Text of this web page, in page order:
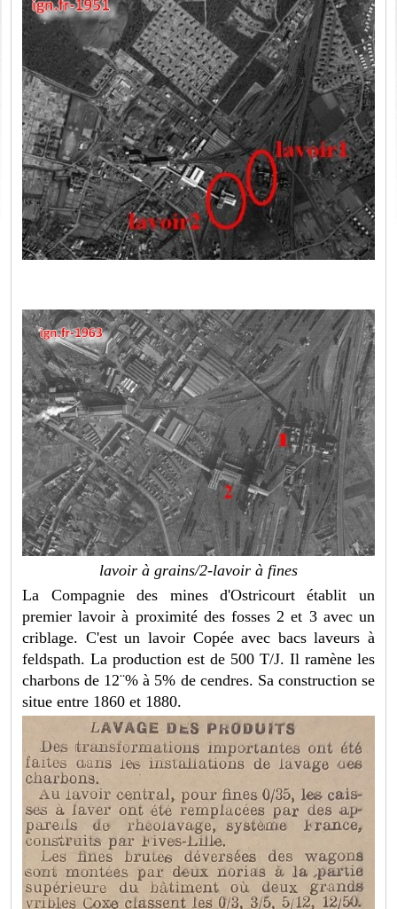
lavoir à grains/2-lavoir à fines
La Compagnie des mines d'Ostricourt établit un
premier lavoir à proximité des fosses 2 et 3 avec un
criblage. C'est un lavoir Copée avec bacs laveurs à
feldspath. La production est de 500 T/J. Il ramène les
charbons de 12¨% à 5% de cendres. Sa construction se
situe entre 1860 et 1880.